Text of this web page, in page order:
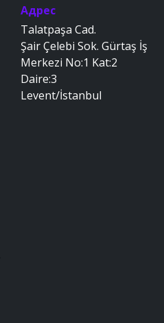
Адрес
Talatpaşa Cad.
Şair Çelebi Sok. Gürtaş İş
Merkezi No:1 Kat:2
Daire:3
Levent/İstanbul